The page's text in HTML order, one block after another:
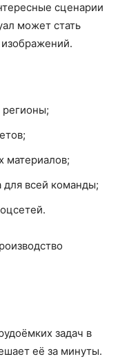
сценарии
может стать
материалов;
для всей команды;
задач в
её за минуты.